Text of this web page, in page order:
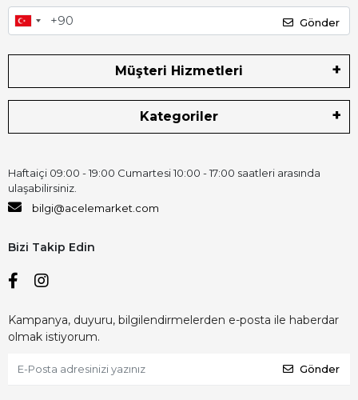
Gönder
Müşteri Hizmetleri
Kategoriler
Haftaiçi 09:00 - 19:00 Cumartesi 10:00 - 17:00 saatleri arasında
ulaşabilirsiniz.
bilgi@acelemarket.com
Bizi Takip Edin
Kampanya, duyuru, bilgilendirmelerden e-posta ile haberdar
olmak istiyorum.
Gönder